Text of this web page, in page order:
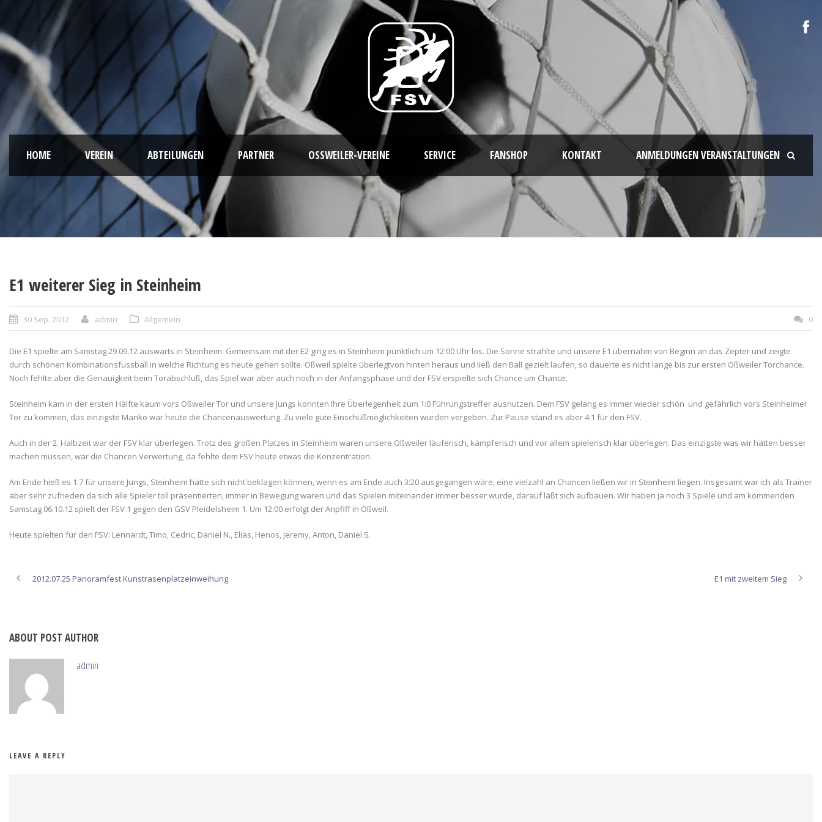
HOME VEREIN ABTEILUNGEN PARTNER OSSWEILER-VEREINE SERVICE FANSHOP KONTAKT ANMELDUNGEN VERANSTALTUNGEN
E1 weiterer Sieg in Steinheim
30 Sep. 2012 admin Allgemein 0
Die E1 spielte am Samstag 29.09.12 auswärts in Steinheim. Gemeinsam mit der E2 ging es in Steinheim pünktlich um 12:00 Uhr los. Die Sonne strahlte und unsere E1 übernahm von Beginn an das Zepter und zeigte
durch schönen Kombinationsfussball in welche Richtung es heute gehen sollte. Oßweil spielte überlegtvon hinten heraus und ließ den Ball gezielt laufen, so dauerte es nicht lange bis zur ersten Oßweiler Torchance.
Noch fehlte aber die Genauigkeit beim Torabschluß, das Spiel war aber auch noch in der Anfangsphase und der FSV erspielte sich Chance um Chance.
Steinheim kam in der ersten Hälfte kaum vors Oßweiler Tor und unsere Jungs konnten Ihre Überlegenheit zum 1:0 Führungstreffer ausnutzen. Dem FSV gelang es immer wieder schön und gefährlich vors Steinheimer
Tor zu kommen, das einzigste Manko war heute die Chancenauswertung. Zu viele gute Einschüßmöglichkeiten wurden vergeben. Zur Pause stand es aber 4:1 für den FSV.
Auch in der 2. Halbzeit war der FSV klar überlegen. Trotz des großen Platzes in Steinheim waren unsere Oßweiler läuferisch, kämpferisch und vor allem spielerisch klar überlegen. Das einzigste was wir hätten besser
machen müssen, war die Chancen Verwertung, da fehlte dem FSV heute etwas die Konzentration.
Am Ende hieß es 1:7 für unsere Jungs, Steinheim hätte sich nicht beklagen können, wenn es am Ende auch 3:20 ausgegangen wäre, eine vielzahl an Chancen ließen wir in Steinheim liegen. Insgesamt war ich als Trainer
aber sehr zufrieden da sich alle Spieler toll präsentierten, immer in Bewegung waren und das Spielen miteinander immer besser wurde, darauf läßt sich aufbauen. Wir haben ja noch 3 Spiele und am kommenden
Samstag 06.10.12 spielt der FSV 1 gegen den GSV Pleidelsheim 1. Um 12:00 erfolgt der Anpfiff in Oßweil.
Heute spielten für den FSV: Lennardt, Timo, Cedric, Daniel N., Elias, Henos, Jeremy, Anton, Daniel S.
2012.07.25 Panoramfest Kunstrasenplatzeinweihung E1 mit zweitem Sieg
ABOUT POST AUTHOR
admin
LEAVE A REPLY